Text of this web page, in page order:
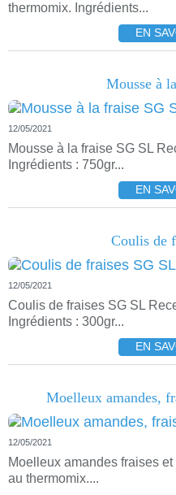
thermomix. Ingrédients...
EN
Mousse à
12/05/2021
Mousse à la fraise SG SL
Ingrédients : 750gr...
EN
Coulis de
12/05/2021
Coulis de fraises SG SL
Ingrédients : 300gr...
EN
Moelleux amandes,
12/05/2021
Moelleux amandes fraises
au thermomix....